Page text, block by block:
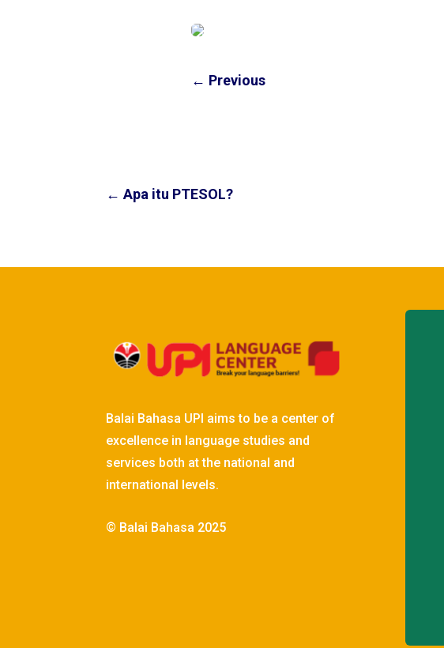
← Previous
←Apa itu PTESOL?
Balai Bahasa UPI aims to be a center of
excellence in language studies and
services both at the national and
international levels.
© Balai Bahasa 2025